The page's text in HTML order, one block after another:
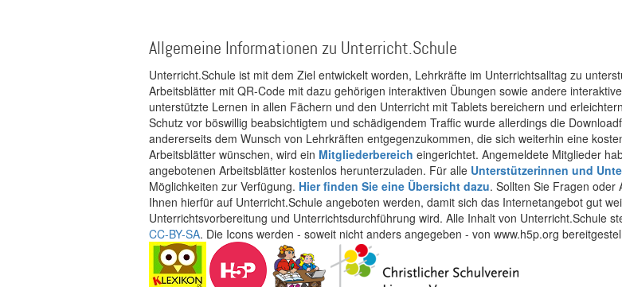
Allgemeine Informationen zu Unterricht.Schule
Unterricht.Schule ist mit dem Ziel entwickelt worden, Lehrkräfte im Unterrichtsalltag zu
Arbeitsblätter mit QR-Code mit dazu gehörigen interaktiven Übungen sowie andere
unterstützte Lernen in allen Fächern und den Unterricht mit Tablets bereichern und
Schutz vor böswillig beabsichtigtem und schädigendem Traffic wurde allerdings die
andererseits dem Wunsch von Lehrkräften entgegenzukommen, die sich weiterhin eine
Arbeitsblätter wünschen, wird ein Mitgliederbereich eingerichtet. Angemeldete Mitglieder
angebotenen Arbeitsblätter kostenlos herunterzuladen. Für alle Unterstützerinnen und
Möglichkeiten zur Verfügung. Hier finden Sie eine Übersicht dazu. Sollten Sie Fragen oder
Ihnen hierfür auf Unterricht.Schule angeboten werden, damit sich das Internetangebot gut
Unterrichtsvorbereitung und Unterrichtsdurchführung wird. Alle Inhalt von Unterricht.Schule
CC-BY-SA. Die Icons werden - soweit nicht anders angegeben - von www.h5p.org